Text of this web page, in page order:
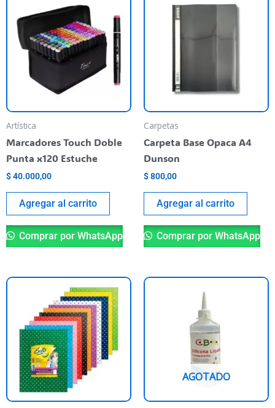
Artística
Marcadores Touch Doble
Punta x120 Estuche
$40.000,00
Agregar al carrito
Comprar por WhatsApp
Carpetas
Carpeta Base Opaca A4
Dunson
$800,00
Agregar al carrito
Comprar por WhatsApp
This
may
AGOTADO